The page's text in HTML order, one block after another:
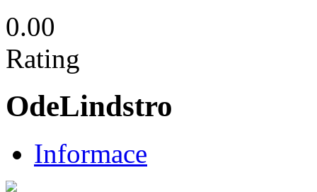
0.00
Rating
OdeLindstro
Informace